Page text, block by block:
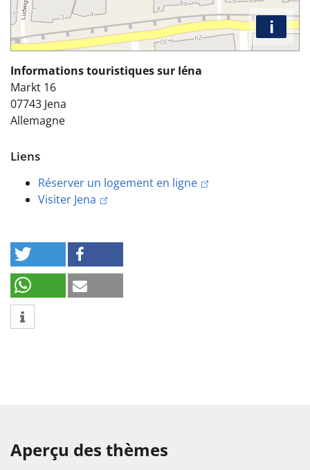
i
Informations touristiques sur Iéna
Markt 16
07743 Jena
Allemagne
Liens
Réserver un logement en ligne
Visiter Jena
Aperçu des thèmes